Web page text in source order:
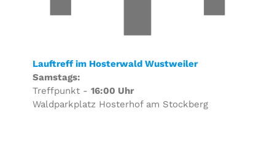
Lauftreff im Hosterwald Wustweiler
Samstags:
Treffpunkt - 16:00 Uhr
Waldparkplatz Hosterhof am Stockberg